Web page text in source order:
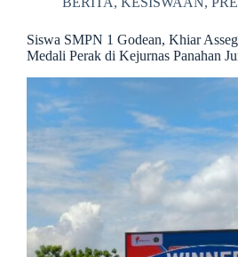
Siswa SMPN 1 Godean, Khiar
Medali Perak di Kejurnas Panahan